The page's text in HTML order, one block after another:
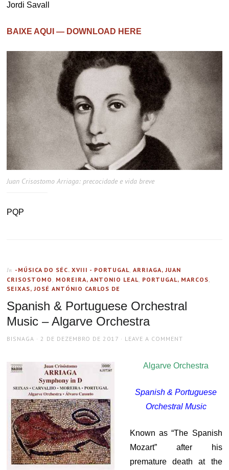
Jordi Savall
BAIXE AQUI — DOWNLOAD HERE
Juan Crisostomo Arriaga: precocidade e vida breve
PQP
In -MÚSICA DO SÉC. XVIII - PORTUGAL ,ARRIAGA, JUAN
CRISOSTOMO
MOREIRA, ANTONIO LEAL PORTUGAL, MARCOS
SEIXAS, JOSÉ ANTÓNIO CARLOS DE
Spanish & Portuguese Orchestral
Music – Algarve Orchestra
AUTHOR
BISNAGA
POSTED
2 DE DEZEMBRO DE 2017 LEAVE A COMMENT
Algarve Orchestra
Spanish & Portuguese
Orchestral Music
Known as “The Spanish
Mozart” after his
premature death at the